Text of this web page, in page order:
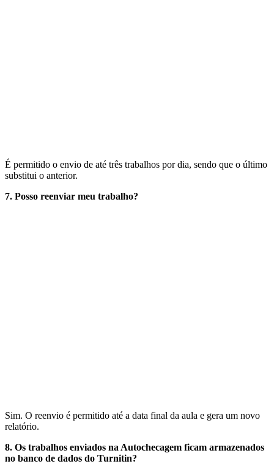
É permitido o envio de até três trabalhos por dia, sendo que o último
substitui o anterior.
7. Posso reenviar meu trabalho?
Sim. O reenvio é permitido até a data final da aula e gera um novo
relatório.
8. Os trabalhos enviados na Autochecagem ficam armazenados
no banco de dados do Turnitin?